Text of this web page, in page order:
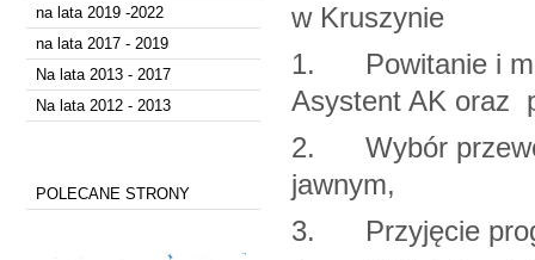
na lata 2019 -2022
na lata 2017 - 2019
Na lata 2013 - 2017
Na lata 2012 - 2013
POLECANE STRONY
w Kruszynie
1. Powitanie i
Asystent AK oraz
2. Wybór
jawnym,
3. Przyjęcie